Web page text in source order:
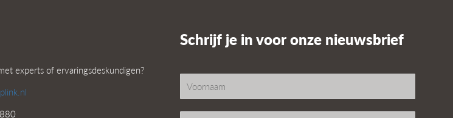
experts of ervaringsdeskundigen?
Schrijf je in voor onze nieuwsbrief